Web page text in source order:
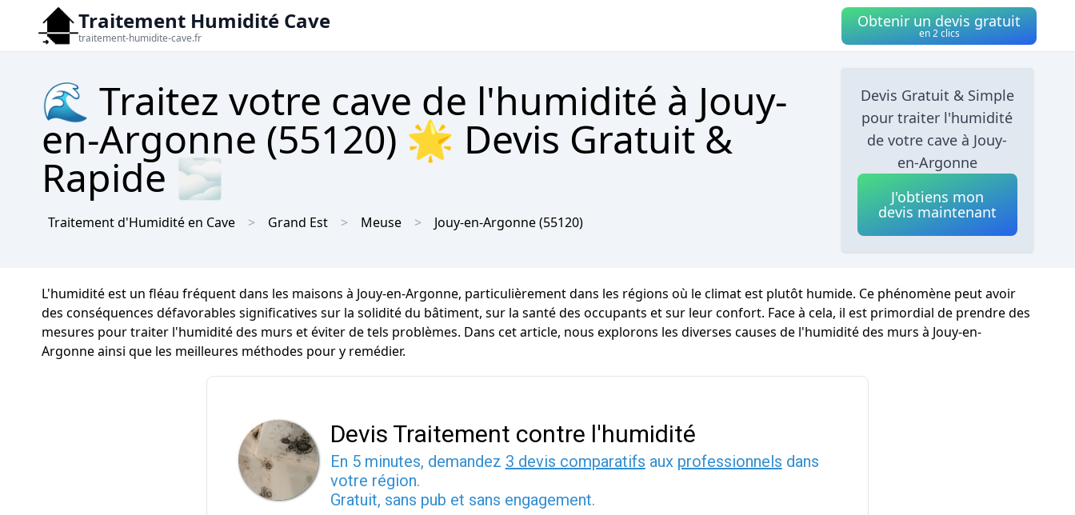
Traitement Humidité Cave
traitement-humidite-cave.fr
Obtenir un devis gratuit
en 2 clics
🌊 Traitez votre cave de l'humidité à Jouy-
en-Argonne (55120) 🌟 Devis Gratuit &
Rapide 🌫
Traitement d'Humidité en Cave Grand Est Meuse Jouy-en-Argonne(55120)
Devis Gratuit & Simple
pour traiter l'humidité
de votre cave à Jouy-
en-Argonne
J'obtiens mon
devis maintenant
L'humidité est un fléau fréquent dans les maisons à Jouy-en-Argonne, particulièrement dans les régions où le climat est plutôt humide. Ce phénomène peut avoir
des conséquences défavorables significatives sur la solidité du bâtiment, sur la santé des occupants et sur leur confort. Face à cela, il est primordial de prendre des
mesures pour traiter l'humidité des murs et éviter de tels problèmes. Dans cet article, nous explorons les diverses causes de l'humidité des murs à Jouy-en-
Argonne ainsi que les meilleures méthodes pour y remédier.
Devis Traitement contre l'humidité
En 5 minutes, demandez 3 devis comparatifs aux professionnels dans
votre région.
Gratuit, sans pub et sans engagement.